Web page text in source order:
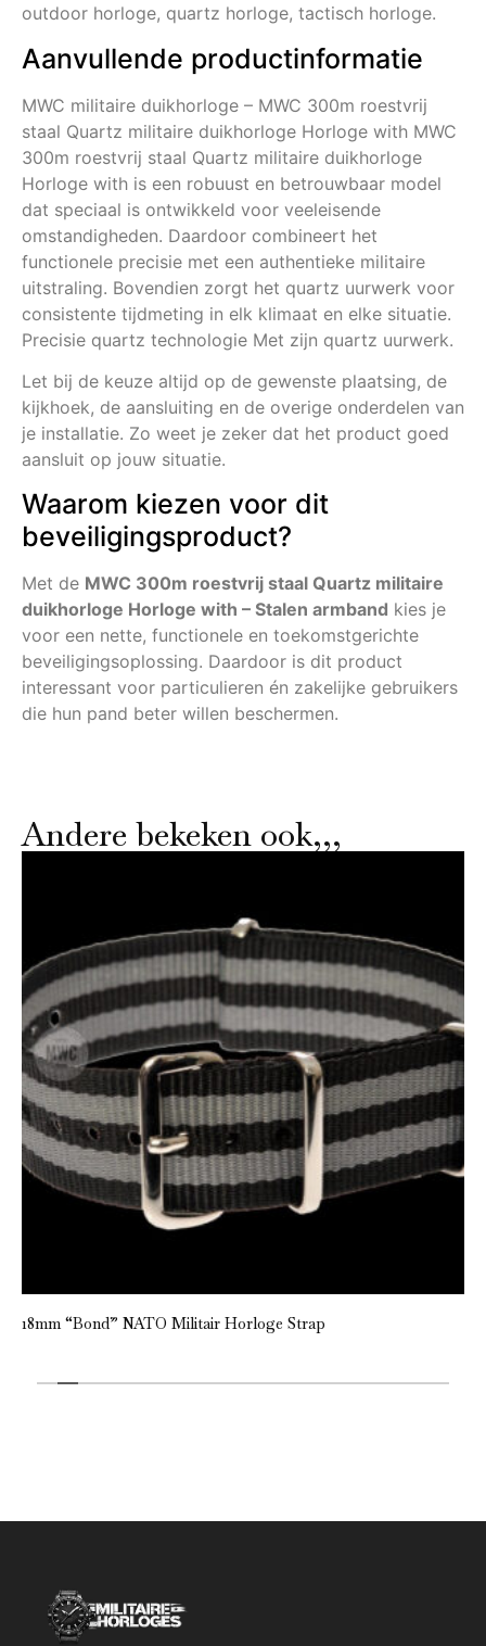
outdoor horloge, quartz horloge, tactisch horloge.
Aanvullende productinformatie
MWC militaire duikhorloge – MWC 300m roestvrij
staal Quartz militaire duikhorloge Horloge with MWC
300m roestvrij staal Quartz militaire duikhorloge
Horloge with is een robuust en betrouwbaar model
dat speciaal is ontwikkeld voor veeleisende
omstandigheden. Daardoor combineert het
functionele precisie met een authentieke militaire
uitstraling. Bovendien zorgt het quartz uurwerk voor
consistente tijdmeting in elk klimaat en elke situatie.
Precisie quartz technologie Met zijn quartz uurwerk.
Let bij de keuze altijd op de gewenste plaatsing, de
kijkhoek, de aansluiting en de overige onderdelen van
je installatie. Zo weet je zeker dat het product goed
aansluit op jouw situatie.
Waarom kiezen voor dit
beveiligingsproduct?
Met de MWC 300m roestvrij staal Quartz militaire
duikhorloge Horloge with – Stalen armband kies je
voor een nette, functionele en toekomstgerichte
beveiligingsoplossing. Daardoor is dit product
interessant voor particulieren én zakelijke gebruikers
die hun pand beter willen beschermen.
Andere bekeken ook,,,
18mm “Bond” NATO Militair Horloge Strap